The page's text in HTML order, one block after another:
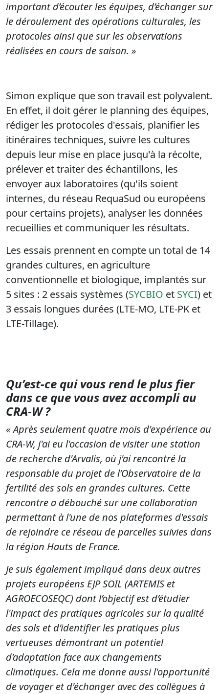
important d’écouter les équipes, d’échanger sur
le déroulement des opérations culturales, les
protocoles ainsi que sur les observations
réalisées en cours de saison. »
Simon explique que son travail est polyvalent.
En effet, il doit gérer le planning des équipes,
rédiger les protocoles d'essais, planifier les
itinéraires techniques, suivre les cultures
depuis leur mise en place jusqu'à la récolte,
prélever et traiter des échantillons, les
envoyer aux laboratoires (qu'ils soient
internes, du réseau RequaSud ou européens
pour certains projets), analyser les données
recueillies et communiquer les résultats.
Les essais prennent en compte un total de 14
grandes cultures, en agriculture
conventionnelle et biologique, implantés sur
5 sites : 2 essais systèmes (SYCBIO et SYCI) et
3 essais longues durées (LTE-MO, LTE-PK et
LTE-Tillage).
Qu’est-ce qui vous rend le plus fier
dans ce que vous avez accompli au
CRA-W ?
« Après seulement quatre mois d'expérience au
CRA-W, j'ai eu l'occasion de visiter une station
de recherche d'Arvalis, où j'ai rencontré la
responsable du projet de l’Observatoire de la
fertilité des sols en grandes cultures. Cette
rencontre a débouché sur une collaboration
permettant à l'une de nos plateformes d'essais
de rejoindre ce réseau de parcelles suivies dans
la région Hauts de France.
Je suis également impliqué dans deux autres
projets européens EJP SOIL (ARTEMIS et
AGROECOSEQC) dont l’objectif est d’étudier
l'impact des pratiques agricoles sur la qualité
des sols et d’identifier les pratiques plus
vertueuses démontrant un potentiel
d’adaptation face aux changements
climatiques. Cela me donne aussi l'opportunité
de voyager et d'échanger avec des collègues à